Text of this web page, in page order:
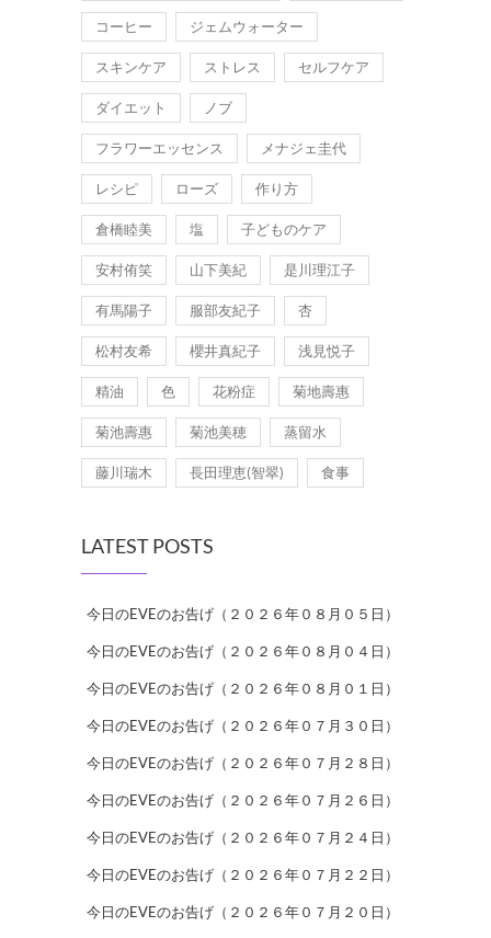
コーヒー ジェムウォーター
スキンケア ストレス セルフケア
ダイエット ノブ
フラワーエッセンス メナジェ圭代
レシピ ローズ 作り方
倉橋睦美 塩 子どものケア
安村侑笑 山下美紀 是川理江子
有馬陽子 服部友紀子 杏
松村友希 櫻井真紀子 浅見悦子
精油 色 花粉症 菊地壽惠
菊池壽惠 菊池美穂 蒸留水
藤川瑞木 長田理恵(智翠) 食事
LATEST POSTS
今日のEVEのお告げ（２０２６年０８月０５日）
今日のEVEのお告げ（２０２６年０８月０４日）
今日のEVEのお告げ（２０２６年０８月０１日）
今日のEVEのお告げ（２０２６年０７月３０日）
今日のEVEのお告げ（２０２６年０７月２８日）
今日のEVEのお告げ（２０２６年０７月２６日）
今日のEVEのお告げ（２０２６年０７月２４日）
今日のEVEのお告げ（２０２６年０７月２２日）
今日のEVEのお告げ（２０２６年０７月２０日）